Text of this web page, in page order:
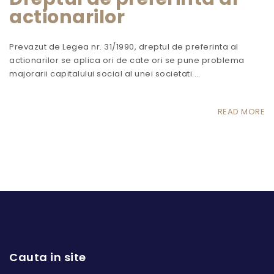
actionarilor
Prevazut de Legea nr. 31/1990, dreptul de preferinta al
actionarilor se aplica ori de cate ori se pune problema
majorarii capitalului social al unei societati.…
READ MORE
Cauta in site